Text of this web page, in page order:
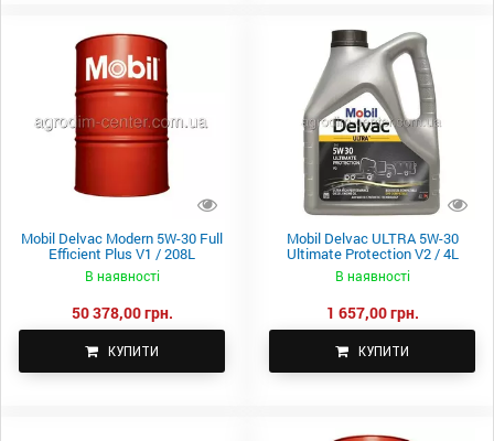
Mobil Delvac Modern 5W-30 Full
Efficient Plus V1 / 208L
В наявності
50 378,00 грн.
КУПИТИ
Mobil Delvac ULTRA 5W-30
Ultimate Protection V2 / 4L
В наявності
1 657,00 грн.
КУПИТИ